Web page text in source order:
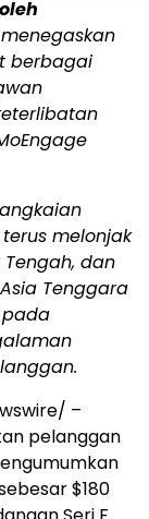
berbagai
melonjak
Tengah, dan
Asia Tenggara
pada
–
pelanggan
$180